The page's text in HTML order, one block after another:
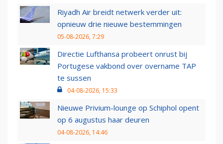
Riyadh Air breidt netwerk verder uit:
opnieuw drie nieuwe bestemmingen
05-08-2026, 7:29
Directie Lufthansa probeert onrust bij
Portugese vakbond over overname TAP
te sussen
04-08-2026, 15:33
Nieuwe Privium-lounge op Schiphol opent
op 6 augustus haar deuren
04-08-2026, 14:46